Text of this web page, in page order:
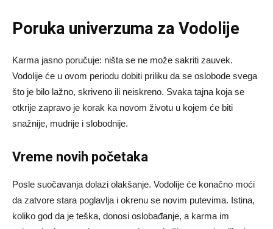
Poruka univerzuma za Vodolije
Karma jasno poručuje: ništa se ne može sakriti zauvek.
Vodolije će u ovom periodu dobiti priliku da se oslobode svega
što je bilo lažno, skriveno ili neiskreno. Svaka tajna koja se
otkrije zapravo je korak ka novom životu u kojem će biti
snažnije, mudrije i slobodnije.
Vreme novih početaka
Posle suočavanja dolazi olakšanje. Vodolije će konačno moći
da zatvore stara poglavlja i okrenu se novim putevima. Istina,
koliko god da je teška, donosi oslobađanje, a karma im